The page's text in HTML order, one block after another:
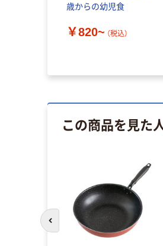
歳からの幼児食
￥820~ （税込）
この商品を見た
前のスライドへ